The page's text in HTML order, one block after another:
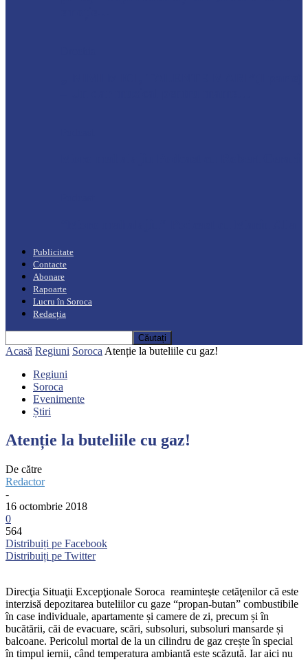
Publicitate
Contacte
Abonare
Rapoarte
Lucru în Soroca
Redacția
Acasă Regiuni Soroca Atenție la buteliile cu gaz!
Regiuni
Soroca
Evenimente
Știri
Atenție la buteliile cu gaz!
De către
Redactor
-
16 octombrie 2018
0
564
Distribuiți pe Facebook
Distribuiți pe Twitter
Direcţia Situaţii Excepţionale Soroca reaminteşte cetăţenilor că este
interzisă depozitarea buteliilor cu gaze “propan-butan” combustibile
în case individuale, apartamente și camere de zi, precum și în
bucătării, căi de evacuare, scări, subsoluri, subsoluri mansarde și
balcoane. Pericolul mortal de la un cilindru de gaz crește în special
în timpul iernii, când temperatura ambiantă este scăzută. Iar aici nu